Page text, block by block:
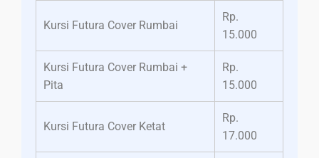
Kursi Futura Cover Rumbai
Rp.
15.000
Kursi Futura Cover Rumbai +
Pita
Rp.
15.000
Kursi Futura Cover Ketat
Rp.
17.000